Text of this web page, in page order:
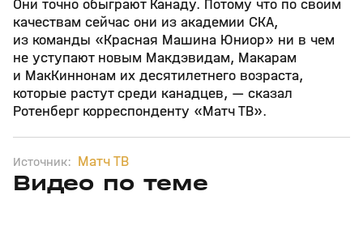
Они точно обыграют Канаду. Потому что по своим
качествам сейчас они из академии СКА,
из команды «Красная Машина Юниор» ни в чем
не уступают новым Макдэвидам, Макарам
и МакКиннонам их десятилетнего возраста,
которые растут среди канадцев, — сказал
Ротенберг корреспонденту «Матч ТВ».
Источник: Матч ТВ
Видео по теме
01 авг, 10:11